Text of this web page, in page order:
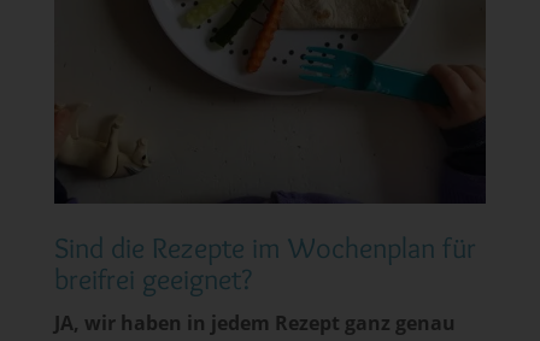
Sind die Rezepte im Wochenplan für
breifrei geeignet?
JA, wir haben in jedem Rezept ganz genau